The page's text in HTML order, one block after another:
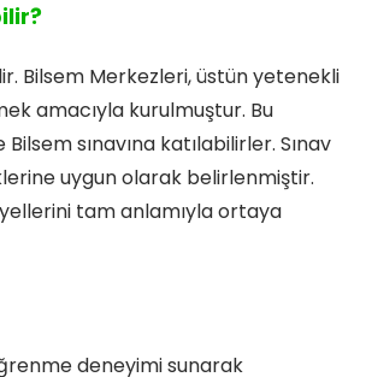
Bilsem Merkezleri, üstün yetenekli
amacıyla kurulmuştur. Bu
sınavına katılabilirler. Sınav
uygun olarak belirlenmiştir.
tam anlamıyla ortaya
deneyimi sunarak